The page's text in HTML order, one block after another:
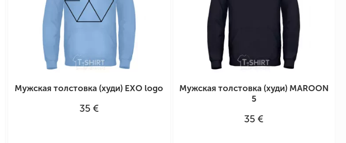
Мужская толстовка (худи) EXO logo
35 €
Мужская толстовка (худи) MAROON
5
35 €